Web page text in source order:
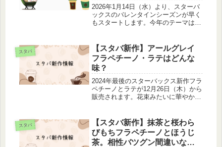
2026年1月14日（水）より、スターバ
ックスのバレンタインシーズンが早く
もスタートします。今年のテーマは
せた贅沢な新作ビバレッジが2種類登
場し、今からバレンタイン気分を味...
スタバ
【スタバ新作】アールグレイ
フラペチーノ・ラテはどんな
味？
2024年最後のスターバックス新作フラ
ペチーノとラテが12月26日（木）から
販売されます。花束みたいに華やかな
『ロイヤル アール グレイ ブーケ フ
ラペチーノ』と『ロイヤル...
スタバ
【スタバ新作】抹茶と桜わら
びもちフラペチーノとほうじ
茶。相性バツグン間違いな